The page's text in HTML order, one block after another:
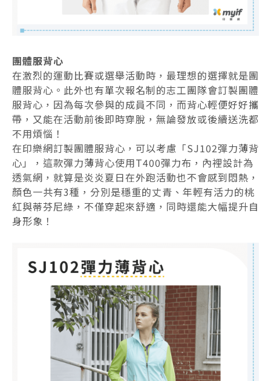
團體服背心
在激烈的運動比賽或選舉活動時，最理想的選擇就是團
體服背心。此外也有單次報名制的志工團隊會訂製團體
服背心，因為每次參與的成員不同，而背心輕便好好攜
帶，又能在活動前後即時穿脫，無論發放或後續送洗都
不用煩惱！
在印樂網訂製團體服背心，可以考慮「SJ102彈力薄背
心」，這款彈力薄背心使用T400彈力布，內裡設計為
透氣網，就算是炎炎夏日在外跑活動也不會感到悶熱，
顏色一共有3種，分別是穩重的丈青、年輕有活力的桃
紅與蒂芬尼綠，不僅穿起來舒適，同時還能大幅提升自
身形象！